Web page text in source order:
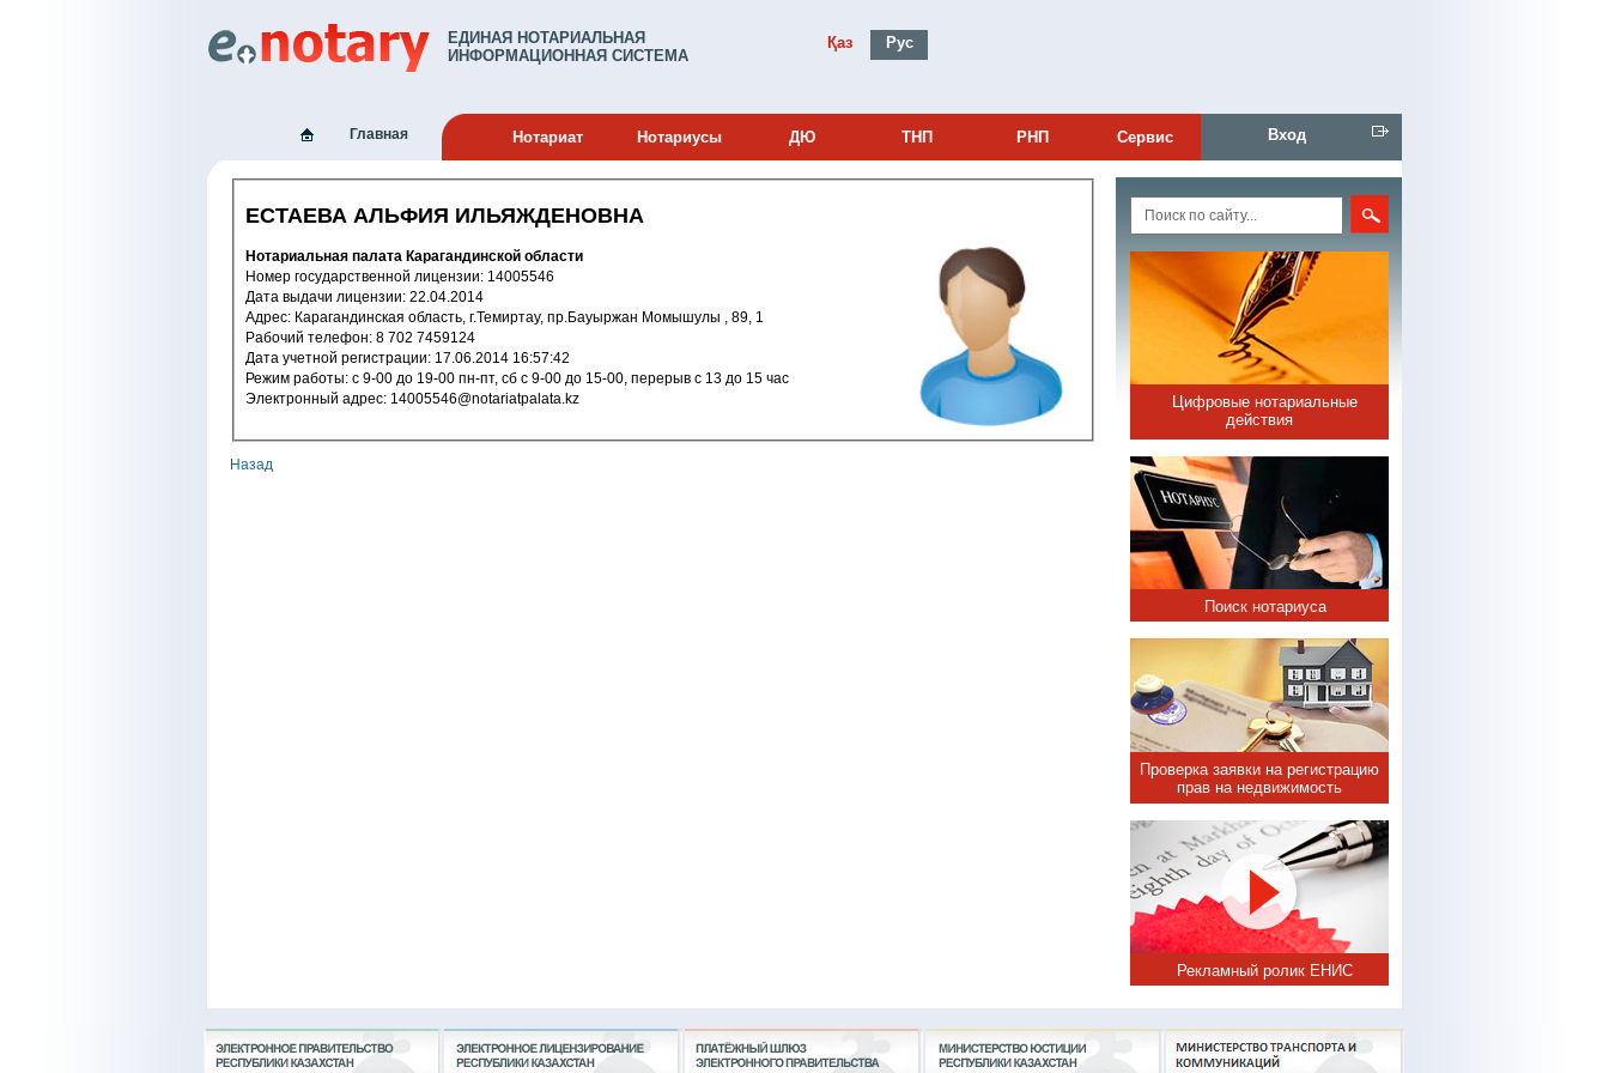
ЕДИНАЯ НОТАРИАЛЬНАЯ
ИНФОРМАЦИОННАЯ СИСТЕМА
Қаз Рус
Главная Нотариат Нотариусы ДЮ ТНП РНП Сервис Вход
ЕСТАЕВА АЛЬФИЯ ИЛЬЯЖДЕНОВНА
Нотариальная палата Карагандинской области
Номер государственной лицензии: 14005546
Дата выдачи лицензии: 22.04.2014
Адрес: Карагандинская область, г.Темиртау, пр.Бауыржан Момышулы , 89, 1
Рабочий телефон: 8 702 7459124
Дата учетной регистрации: 17.06.2014 16:57:42
Режим работы: с 9-00 до 19-00 пн-пт, сб с 9-00 до 15-00, перерыв с 13 до 15 час
Электронный адрес: 14005546@notariatpalata.kz
Назад
Цифровые нотариальные
действия
Поиск нотариуса
Проверка заявки на регистрацию
прав на недвижимость
Рекламный ролик ЕНИС